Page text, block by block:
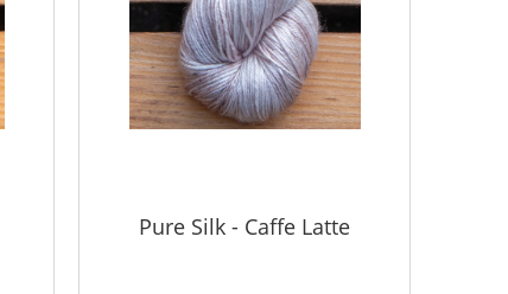
Pure Silk - Caffe Latte